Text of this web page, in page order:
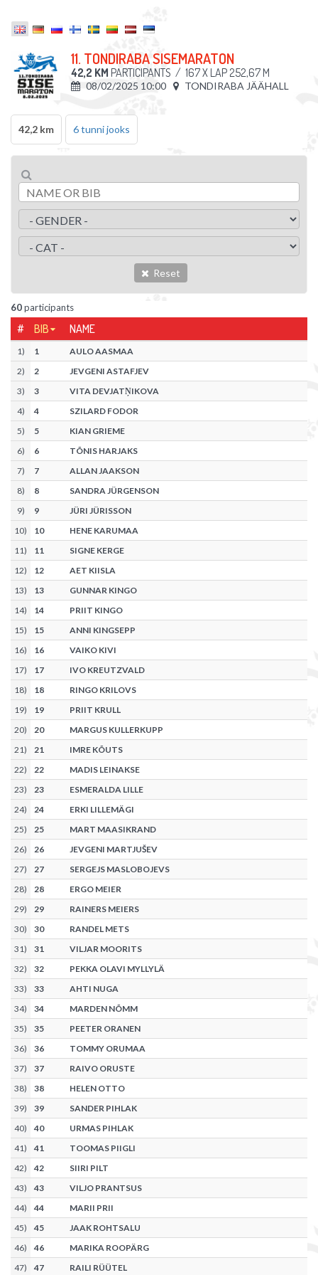
11. TONDIRABA SISEMARATON
42,2 KM PARTICIPANTS / 167 X LAP 252,67 M
08/02/2025 10:00 TONDIRABA JÄÄHALL
42,2 km 6 tunni jooks
Reset
60participants
# BIB NAME
1) 1
AULO AASMAA
2) 2
JEVGENI ASTAFJEV
3) 3
VITA DEVJATŅIKOVA
4) 4
SZILARD FODOR
5) 5
KIAN GRIEME
6) 6
TÕNIS HARJAKS
7) 7
ALLAN JAAKSON
8) 8
SANDRA JÜRGENSON
9) 9
JÜRI JÜRISSON
10) 10
HENE KARUMAA
11) 11
SIGNE KERGE
12) 12
AET KIISLA
13) 13
GUNNAR KINGO
14) 14
PRIIT KINGO
15) 15
ANNI KINGSEPP
16) 16
VAIKO KIVI
17) 17
IVO KREUTZVALD
18) 18
RINGO KRILOVS
19) 19
PRIIT KRULL
20) 20
MARGUS KULLERKUPP
21) 21
IMRE KÕUTS
22) 22
MADIS LEINAKSE
23) 23
ESMERALDA LILLE
24) 24
ERKI LILLEMÄGI
25) 25
MART MAASIKRAND
26) 26
JEVGENI MARTJUŠEV
27) 27
SERGEJS MASLOBOJEVS
28) 28
ERGO MEIER
29) 29
RAINERS MEIERS
30) 30
RANDEL METS
31) 31
VILJAR MOORITS
32) 32
PEKKA OLAVI MYLLYLÄ
33) 33
AHTI NUGA
34) 34
MARDEN NÕMM
35) 35
PEETER ORANEN
36) 36
TOMMY ORUMAA
37) 37
RAIVO ORUSTE
38) 38
HELEN OTTO
39) 39
SANDER PIHLAK
40) 40
URMAS PIHLAK
41) 41
TOOMAS PIIGLI
42) 42
SIIRI PILT
43) 43
VILJO PRANTSUS
44) 44
MARII PRII
45) 45
JAAK ROHTSALU
46) 46
MARIKA ROOPÄRG
47) 47 RAILI RÜÜTEL